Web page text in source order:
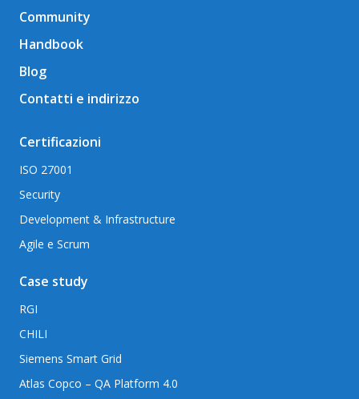
Community
Handbook
Blog
Contatti e indirizzo
Certificazioni
ISO 27001
Security
Development & Infrastructure
Agile e Scrum
Case study
RGI
CHILI
Siemens Smart Grid
Atlas Copco – QA Platform 4.0